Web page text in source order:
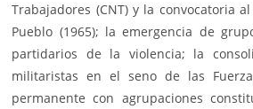
Trabajadores (CNT) y la convocatoria
Pueblo (1965); la emergencia de
partidarios de la violencia; la
militaristas en el seno de las
permanente con agrupaciones